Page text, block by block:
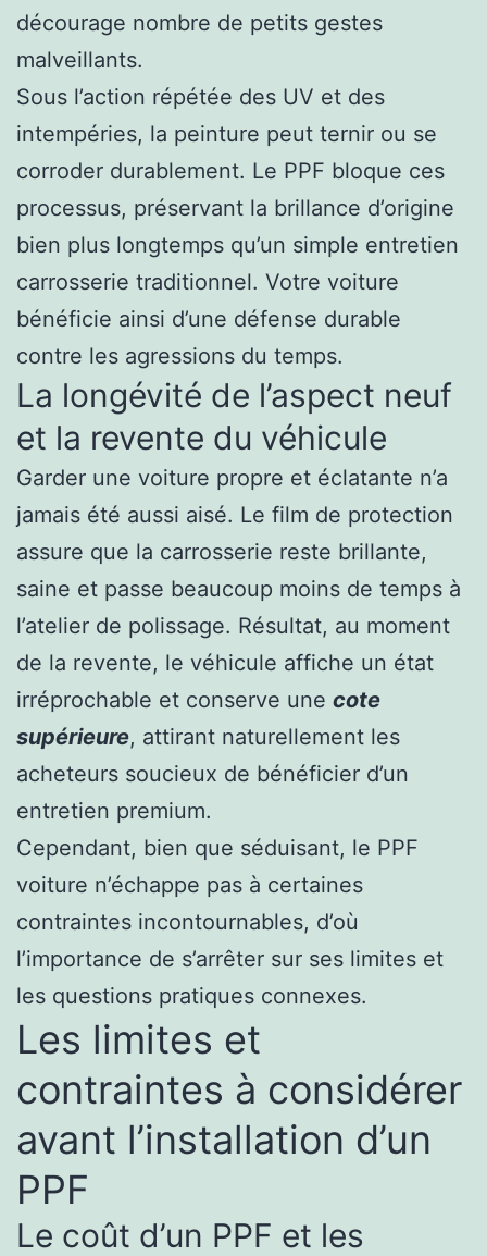
décourage nombre de petits gestes
malveillants.
Sous l’action répétée des UV et des
intempéries, la peinture peut ternir ou se
corroder durablement. Le PPF bloque ces
processus, préservant la brillance d’origine
bien plus longtemps qu’un simple entretien
carrosserie traditionnel. Votre voiture
bénéficie ainsi d’une défense durable
contre les agressions du temps.
La longévité de l’aspect neuf
et la revente du véhicule
Garder une voiture propre et éclatante n’a
jamais été aussi aisé. Le film de protection
assure que la carrosserie reste brillante,
saine et passe beaucoup moins de temps à
l’atelier de polissage. Résultat, au moment
de la revente, le véhicule affiche un état
irréprochable et conserve une cote
supérieure, attirant naturellement les
acheteurs soucieux de bénéficier d’un
entretien premium.
Cependant, bien que séduisant, le PPF
voiture n’échappe pas à certaines
contraintes incontournables, d’où
l’importance de s’arrêter sur ses limites et
les questions pratiques connexes.
Les limites et
contraintes à considérer
avant l’installation d’un
PPF
Le coût d’un PPF et les